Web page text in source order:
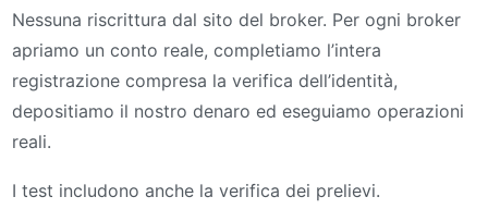
Nessuna riscrittura dal sito del broker. Per ogni broker
apriamo un conto reale, completiamo l’intera
registrazione compresa la verifica dell’identità,
depositiamo il nostro denaro ed eseguiamo operazioni
reali.
I test includono anche la verifica dei prelievi.